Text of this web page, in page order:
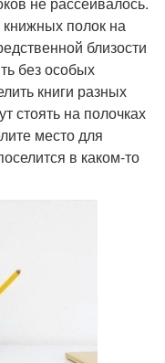
полок на
близости
без особых
книги разных
стоять на полочках
место для
в каком-то